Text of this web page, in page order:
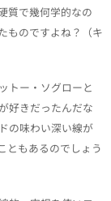
質で幾何学的なの
ものですよね？（キ
トー・ソグローと
好きだったんだな
の味わい深い線が
ともあるのでしょう